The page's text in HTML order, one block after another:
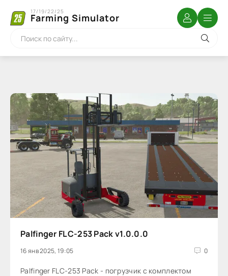
Farming Simulator
17/19/22/25
Palfinger FLC-253 Pack v1.0.0.0
16 янв 2025, 19:05 0
Palfinger FLC-253 Pack - погрузчик с комплектом